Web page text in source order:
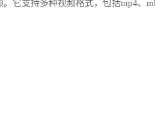
它支持多种视频格式，包括mp4、